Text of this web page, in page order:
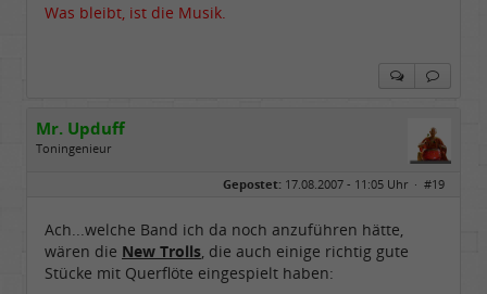
Was bleibt, ist die Musik.
Mr. Upduff
Toningenieur
Basemountainhome
Dabei seit:
02 / 2007
Gepostet: 17.08.2007 - 11:05 Uhr · #19
Ach...welche Band ich da noch anzuführen hätte,
wären die New Trolls , die auch einige richtig gute
Stücke mit Querflöte eingespielt haben: